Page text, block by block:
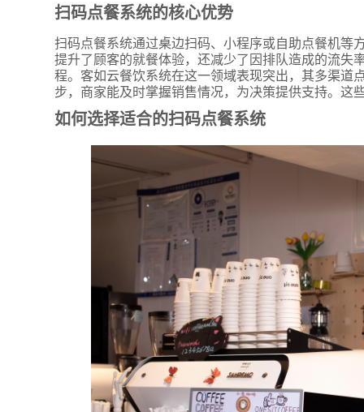
扫码点餐系统的核心优势
扫码点餐系统通过桌边扫码、小程序或自助点餐机
提升了顾客的就餐体验，还减少了因排队造成的流
程。客如云餐饮系统在这一领域表现突出，其多渠
步，商家能及时掌握销售情况，为决策提供支持。这
如何选择适合的扫码点餐系统